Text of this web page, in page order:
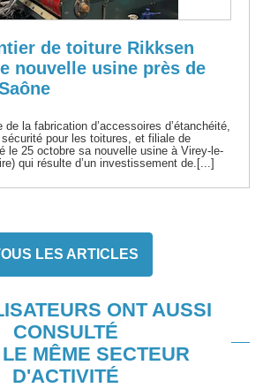
de toiture Rikksen
nouvelle usine près de
la fabrication d’accessoires d’étanchéité,
pour les toitures, et filiale de
le 25 octobre sa nouvelle usine à Virey-le-
qui résulte d’un investissement de.[...]
LES ARTICLES
ONT AUSSI
CONSULTÉ
MÊME SECTEUR
D'ACTIVITÉ